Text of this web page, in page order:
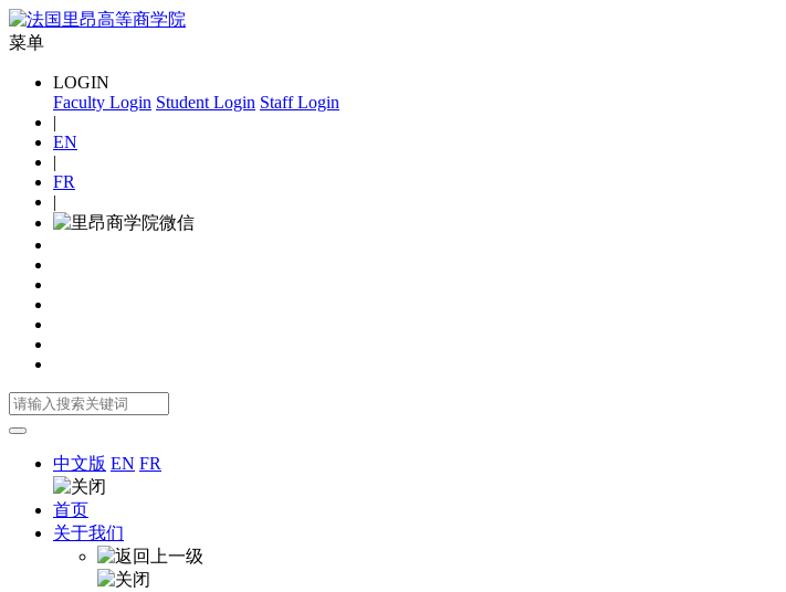
菜单
LOGIN
Faculty Login Student Login Staff Login
|
EN
|
FR
|
中文版 EN FR
首页
关于我们